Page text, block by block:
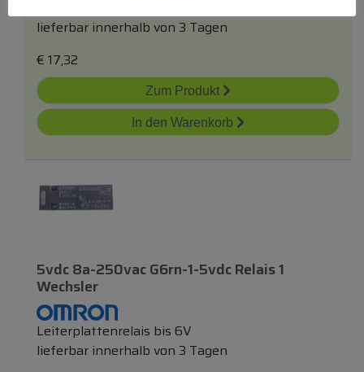
lieferbar innerhalb von 3 Tagen
€ 17,32
Zum Produkt
In den Warenkorb
5vdc 8a-250vac G6rn-1-5vdc Relais 1
Wechsler
Leiterplattenrelais bis 6V
lieferbar innerhalb von 3 Tagen